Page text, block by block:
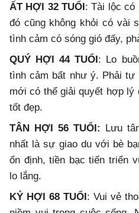
ẤT HỢI 32 TUỔI: Tài lộc có
đó cũng không khỏi có vài
tình cảm có sóng gió đấy,
QUÝ HỢI 44 TUỔI: Lo
tình cảm bất như ý. Phải tự
mới có thể giải quyết hợp lý
tốt đẹp.
TÂN HỢI 56 TUỔI: Lưu
nhất là sự giao du với bè
ổn định, tiền bạc tiến triển
lo lắng.
KỶ HỢI 68 TUỔI: Vui vẻ